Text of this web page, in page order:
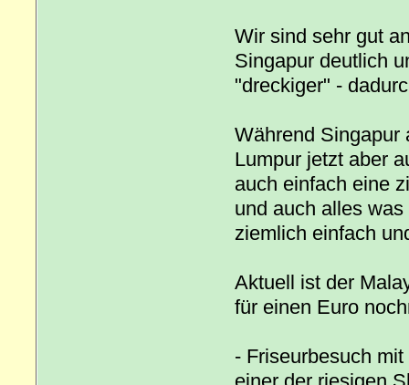
Wir sind sehr gut
Singapur deutlich
"dreckiger" -
Während Singapur
Lumpur jetzt aber
auch einfach eine
und auch alles
ziemlich einfach
Aktuell ist der
für einen Euro
- Friseurbesuch